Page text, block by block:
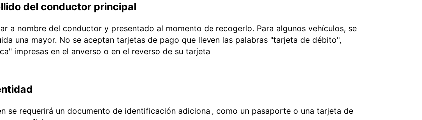
del conductor principal
a nombre del conductor y presentado al momento de recogerlo. Para algunos vehículos, se
una mayor. No se aceptan tarjetas de pago que lleven las palabras "tarjeta de débito",
impresas en el anverso o en el reverso de su tarjeta
se requerirá un documento de identificación adicional, como un pasaporte o una tarjeta de